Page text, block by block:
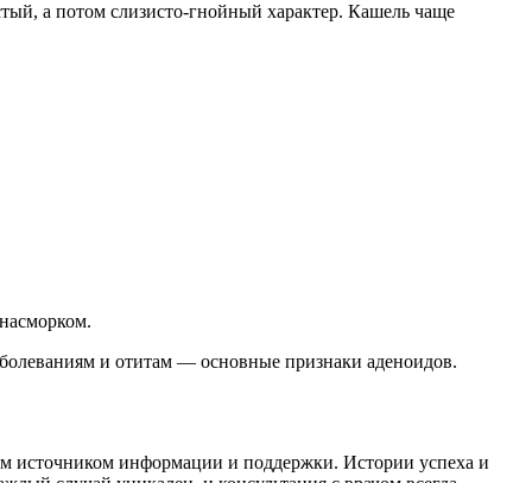
а потом слизисто-гнойный характер. Кашель чаще
и отитам — основные признаки аденоидов.
источником информации и поддержки. Истории успеха и